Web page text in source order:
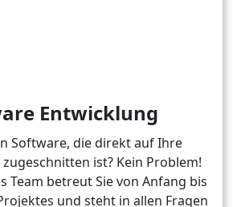
Entwicklung
Software, die direkt auf Ihre
ist? Kein Problem!
Team betreut Sie von Anfang bis
und steht in allen Fragen